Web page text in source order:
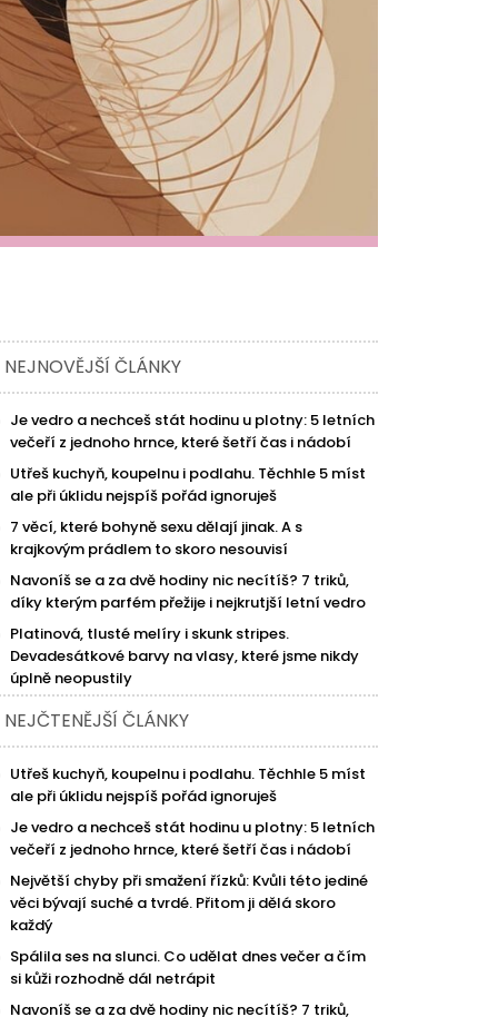
NEJNOVĚJŠÍ ČLÁNKY
Je vedro a nechceš stát hodinu u plotny: 5 letních
večeří z jednoho hrnce, které šetří čas i nádobí
Utřeš kuchyň, koupelnu i podlahu. Těchhle 5 míst
ale při úklidu nejspíš pořád ignoruješ
7 věcí, které bohyně sexu dělají jinak. A s
krajkovým prádlem to skoro nesouvisí
Navoníš se a za dvě hodiny nic necítíš? 7 triků,
díky kterým parfém přežije i nejkrutjší letní vedro
Platinová, tlusté melíry i skunk stripes.
Devadesátkové barvy na vlasy, které jsme nikdy
úplně neopustily
NEJČTENĚJŠÍ ČLÁNKY
Utřeš kuchyň, koupelnu i podlahu. Těchhle 5 míst
ale při úklidu nejspíš pořád ignoruješ
Je vedro a nechceš stát hodinu u plotny: 5 letních
večeří z jednoho hrnce, které šetří čas i nádobí
Největší chyby při smažení řízků: Kvůli této jediné
věci bývají suché a tvrdé. Přitom ji dělá skoro
každý
Spálila ses na slunci. Co udělat dnes večer a čím
si kůži rozhodně dál netrápit
Navoníš se a za dvě hodiny nic necítíš? 7 triků,